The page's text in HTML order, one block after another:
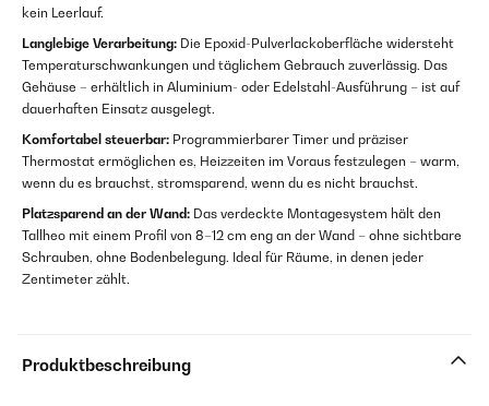
kein Leerlauf.
Langlebige Verarbeitung: Die Epoxid-Pulverlackoberfläche widersteht
Temperaturschwankungen und täglichem Gebrauch zuverlässig. Das
Gehäuse – erhältlich in Aluminium- oder Edelstahl-Ausführung – ist auf
dauerhaften Einsatz ausgelegt.
Komfortabel steuerbar: Programmierbarer Timer und präziser
Thermostat ermöglichen es, Heizzeiten im Voraus festzulegen – warm,
wenn du es brauchst, stromsparend, wenn du es nicht brauchst.
Platzsparend an der Wand: Das verdeckte Montagesystem hält den
Tallheo mit einem Profil von 8–12 cm eng an der Wand – ohne sichtbare
Schrauben, ohne Bodenbelegung. Ideal für Räume, in denen jeder
Zentimeter zählt.
Produktbeschreibung